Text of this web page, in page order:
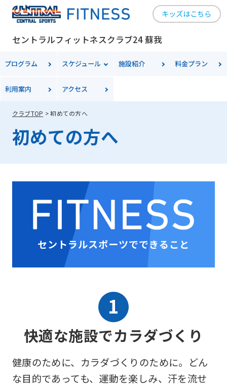
キッズはこちら
セントラルフィットネスクラブ24 蘇我
プログラム スケジュール 施設紹介 料金プラン
利用案内 アクセス
クラブTOP 初めての方へ
初めての方へ
セントラルスポーツでできること
快適な施設でカラダづくり
健康のために、カラダづくりのために。どん
な目的であっても、運動を楽しみ、汗を流せ